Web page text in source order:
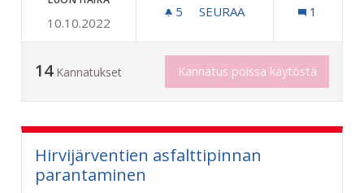
10.10.2022
5 5 SEURAAJAA
SEURAA 1
14 Kannatukset Kannatus poissa käytöstä
Hirvijärventien asfalttipinnan
parantaminen